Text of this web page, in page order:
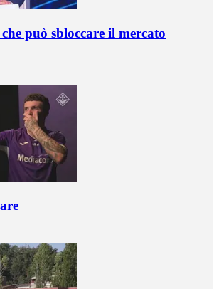
può sbloccare il mercato